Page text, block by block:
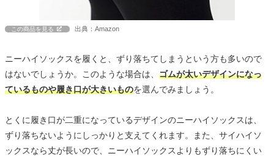
この商品を見る 出典：Amazon
ニーハイソックスを履くと、ずり落ちてしまうという方も多いので
はないでしょうか。このような場合は、 ゴムが太いデザインになっ
ているものや履き口が大きいものを選んでみましょう。
とくに履き口が二重になっているデザインのニーハイソックスは、
ずり落ちないようにしっかりと支えてくれます。また、サイハイソ
ックスなら丈が長いので、ニーハイソックスよりもずり落ちにくい